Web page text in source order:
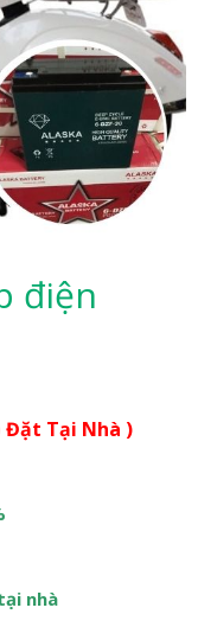
điện
Đặt Tại Nhà )
nhà